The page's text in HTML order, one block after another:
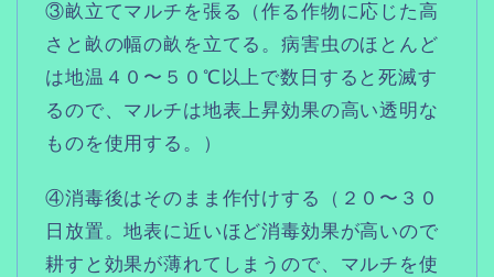
③畝立てマルチを張る（作る作物に応じた高
さと畝の幅の畝を立てる。病害虫のほとんど
は地温４０〜５０℃以上で数日すると死滅す
るので、マルチは地表上昇効果の高い透明な
ものを使用する。）
④消毒後はそのまま作付けする（２０〜３０
日放置。地表に近いほど消毒効果が高いので
耕すと効果が薄れてしまうので、マルチを使